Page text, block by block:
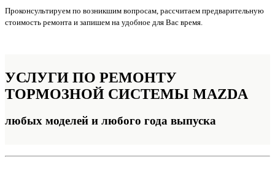
Проконсультируем по возникшим вопросам, рассчитаем предварительную
стоимость ремонта и запишем на удобное для Вас время.
УСЛУГИ ПО РЕМОНТУ
ТОРМОЗНОЙ СИСТЕМЫ MAZDA
любых моделей и любого года выпуска